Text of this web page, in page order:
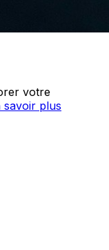
votre
savoir plus